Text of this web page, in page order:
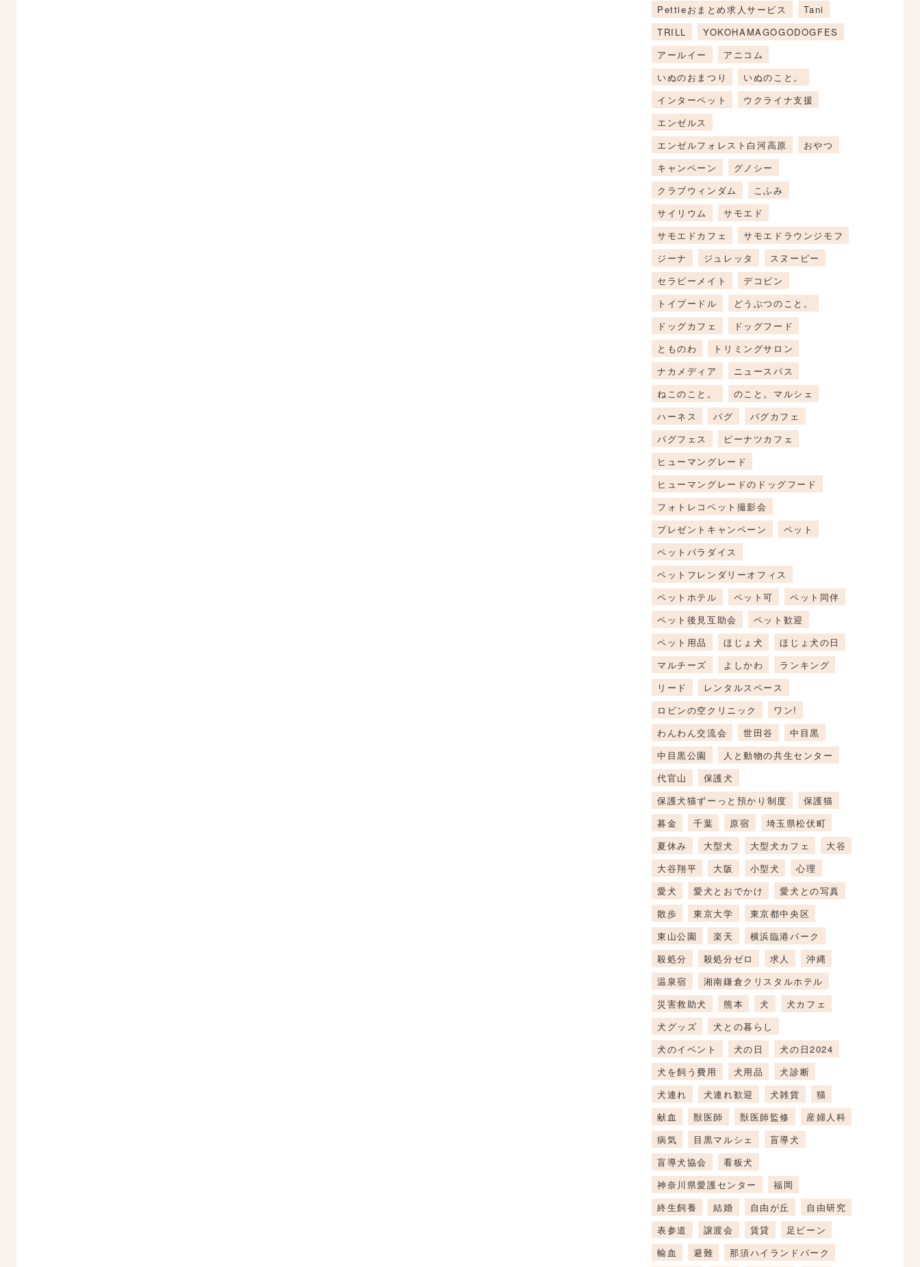
Pettieおまとめ求人サービス
Tani
TRILL
YOKOHAMAGOGODOGFES
アールイー
アニコム
いぬのおまつり
いぬのこと。
インターペット
ウクライナ支援
エンゼルス
エンゼルフォレスト白河高原
おやつ
キャンペーン
グノシー
クラブウィンダム
こふみ
サイリウム
サモエド
サモエドカフェ
サモエドラウンジモフ
ジーナ
ジュレッタ
スヌーピー
セラピーメイト
デコピン
トイプードル
どうぶつのこと。
ドッグカフェ
ドッグフード
とものわ
トリミングサロン
ナカメディア
ニュースパス
ねこのこと。
のこと。マルシェ
ハーネス
パグ
パグカフェ
パグフェス
ピーナツカフェ
ヒューマングレード
ヒューマングレードのドッグフード
フォトレコペット撮影会
プレゼントキャンペーン
ペット
ペットパラダイス
ペットフレンダリーオフィス
ペットホテル
ペット可
ペット同伴
ペット後見互助会
ペット歓迎
ペット用品
ほじょ犬
ほじょ犬の日
マルチーズ
よしかわ
ランキング
リード
レンタルスペース
ロビンの空クリニック
ワン!
わんわん交流会
世田谷
中目黒
中目黒公園
人と動物の共生センター
代官山
保護犬
保護犬猫ずーっと預かり制度
保護猫
募金
千葉 原宿
埼玉県松伏町
夏休み
大型犬 大型犬カフェ
大谷
大谷翔平
大阪 小型犬
心理
愛犬
愛犬とおでかけ
愛犬との写真
散歩
東京大学
東京都中央区
東山公園
楽天
横浜臨港パーク
殺処分
殺処分ゼロ 求人
沖縄
温泉宿
湘南鎌倉クリスタルホテル
災害救助犬
熊本 犬
犬カフェ
犬グッズ
犬との暮らし
犬のイベント
犬の日
犬の日2024
犬を飼う費用
犬用品
犬診断
犬連れ
犬連れ歓迎 犬雑貨
猫
献血
獣医師 獣医師監修
産婦人科
病気
目黒マルシェ
盲導犬
盲導犬協会
看板犬
神奈川県愛護センター
福岡
終生飼養
結婚 自由が丘
自由研究
表参道
譲渡会 賃貸
足ピーン
輸血
避難 那須ハイランドパーク